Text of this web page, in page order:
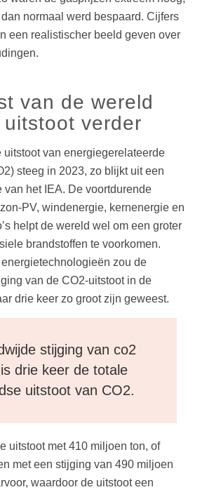
normaal werd bespaard. Cijfers
een realistischer beeld geven over
van de wereld
verder
uitstoot van energiegerelateerde
steeg in 2023, zo blijkt uit een
van het IEA. De voortdurende
PV, windenergie, kernenergie en
helpt de wereld wel om een groter
brandstoffen te voorkomen.
zou de
van de CO2-uitstoot in de
drie keer zo groot zijn geweest.
stijging van co2
drie keer de totale
uitstoot van CO2.
uitstoot met 410 miljoen ton, of
met een stijging van 490 miljoen
waardoor de uitstoot een